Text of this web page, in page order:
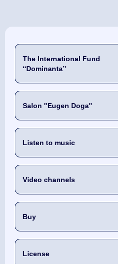
The International Fund
“Dominanta”
Salon "Eugen Doga"
Listen to music
Video channels
Buy
License